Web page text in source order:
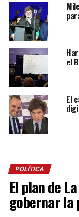
el
El
POLÍTICA
El plan de
gobernar la